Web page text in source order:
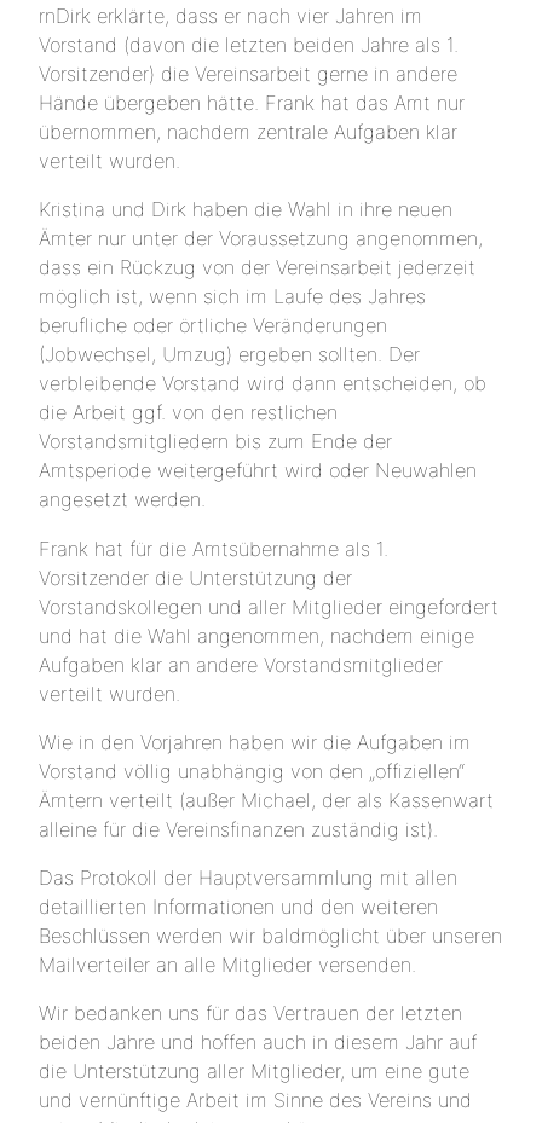
rnDirk erklärte, dass er nach vier Jahren im
Vorstand (davon die letzten beiden Jahre als 1.
Vorsitzender) die Vereinsarbeit gerne in andere
Hände übergeben hätte. Frank hat das Amt nur
übernommen, nachdem zentrale Aufgaben klar
verteilt wurden.
Kristina und Dirk haben die Wahl in ihre neuen
Ämter nur unter der Voraussetzung angenommen,
dass ein Rückzug von der Vereinsarbeit jederzeit
möglich ist, wenn sich im Laufe des Jahres
berufliche oder örtliche Veränderungen
(Jobwechsel, Umzug) ergeben sollten. Der
verbleibende Vorstand wird dann entscheiden, ob
die Arbeit ggf. von den restlichen
Vorstandsmitgliedern bis zum Ende der
Amtsperiode weitergeführt wird oder Neuwahlen
angesetzt werden.
Frank hat für die Amtsübernahme als 1.
Vorsitzender die Unterstützung der
Vorstandskollegen und aller Mitglieder eingefordert
und hat die Wahl angenommen, nachdem einige
Aufgaben klar an andere Vorstandsmitglieder
verteilt wurden.
Wie in den Vorjahren haben wir die Aufgaben im
Vorstand völlig unabhängig von den „offiziellen“
Ämtern verteilt (außer Michael, der als Kassenwart
alleine für die Vereinsfinanzen zuständig ist).
Das Protokoll der Hauptversammlung mit allen
detaillierten Informationen und den weiteren
Beschlüssen werden wir baldmöglicht über unseren
Mailverteiler an alle Mitglieder versenden.
Wir bedanken uns für das Vertrauen der letzten
beiden Jahre und hoffen auch in diesem Jahr auf
die Unterstützung aller Mitglieder, um eine gute
und vernünftige Arbeit im Sinne des Vereins und